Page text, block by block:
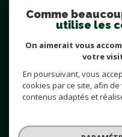
Comme
utilise les
On aimerait vous
votre
En poursuivant, vous
cookies par ce site, afin
contenus adaptés et